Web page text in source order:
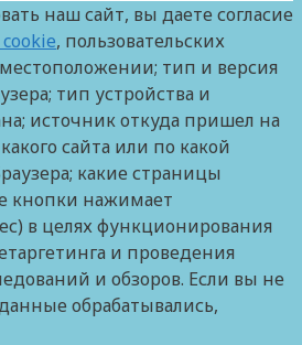
наш сайт, вы даете согласие
, пользовательских
тип и версия
тип устройства и
источник откуда пришел на
сайта или по какой
какие страницы
кнопки нажимает
в целях функционирования
и проведения
и обзоров. Если вы не
обрабатывались,